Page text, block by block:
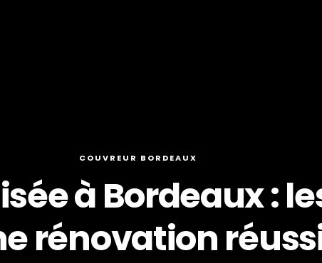
COUVREUR BORDEAUX
à Bordeaux :
rénovation